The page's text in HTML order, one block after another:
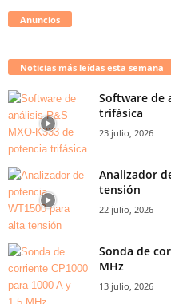
Anuncios
Noticias más leídas esta semana
Software de
trifásica
23 julio, 2026
Analizador
tensión
22 julio, 2026
Sonda de
MHz
13 julio, 2026